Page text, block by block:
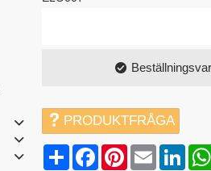
PRODUKTFRÅGA
Share FacebookPinterestEmail